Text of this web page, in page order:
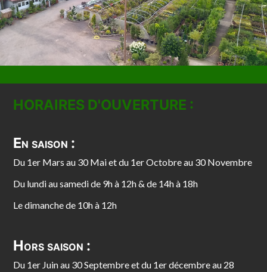
HORAIRES D'OUVERTURE :
En saison :
Du 1er Mars au 30 Mai et du 1er Octobre au 30 Novembre
Du lundi au samedi de 9h à 12h & de 14h à 18h
Le dimanche de 10h à 12h
Hors saison :
Du 1er Juin au 30 Septembre et du 1er décembre au 28